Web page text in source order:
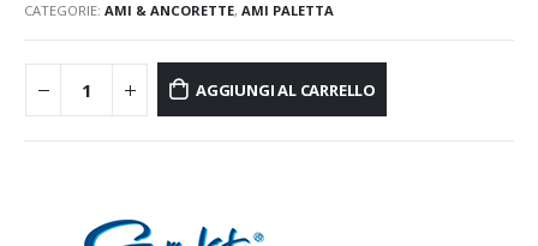
CATEGORIE: AMI & ANCORETTE, AMI PALETTA
AGGIUNGI AL CARRELLO